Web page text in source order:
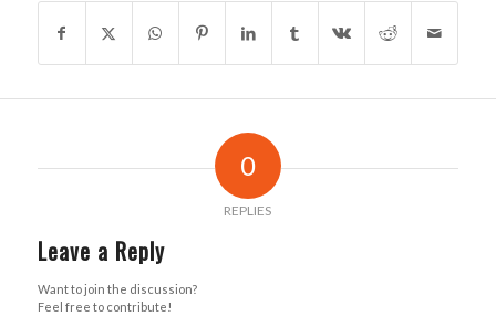
0
REPLIES
Leave a Reply
Want to join the discussion?
Feel free to contribute!